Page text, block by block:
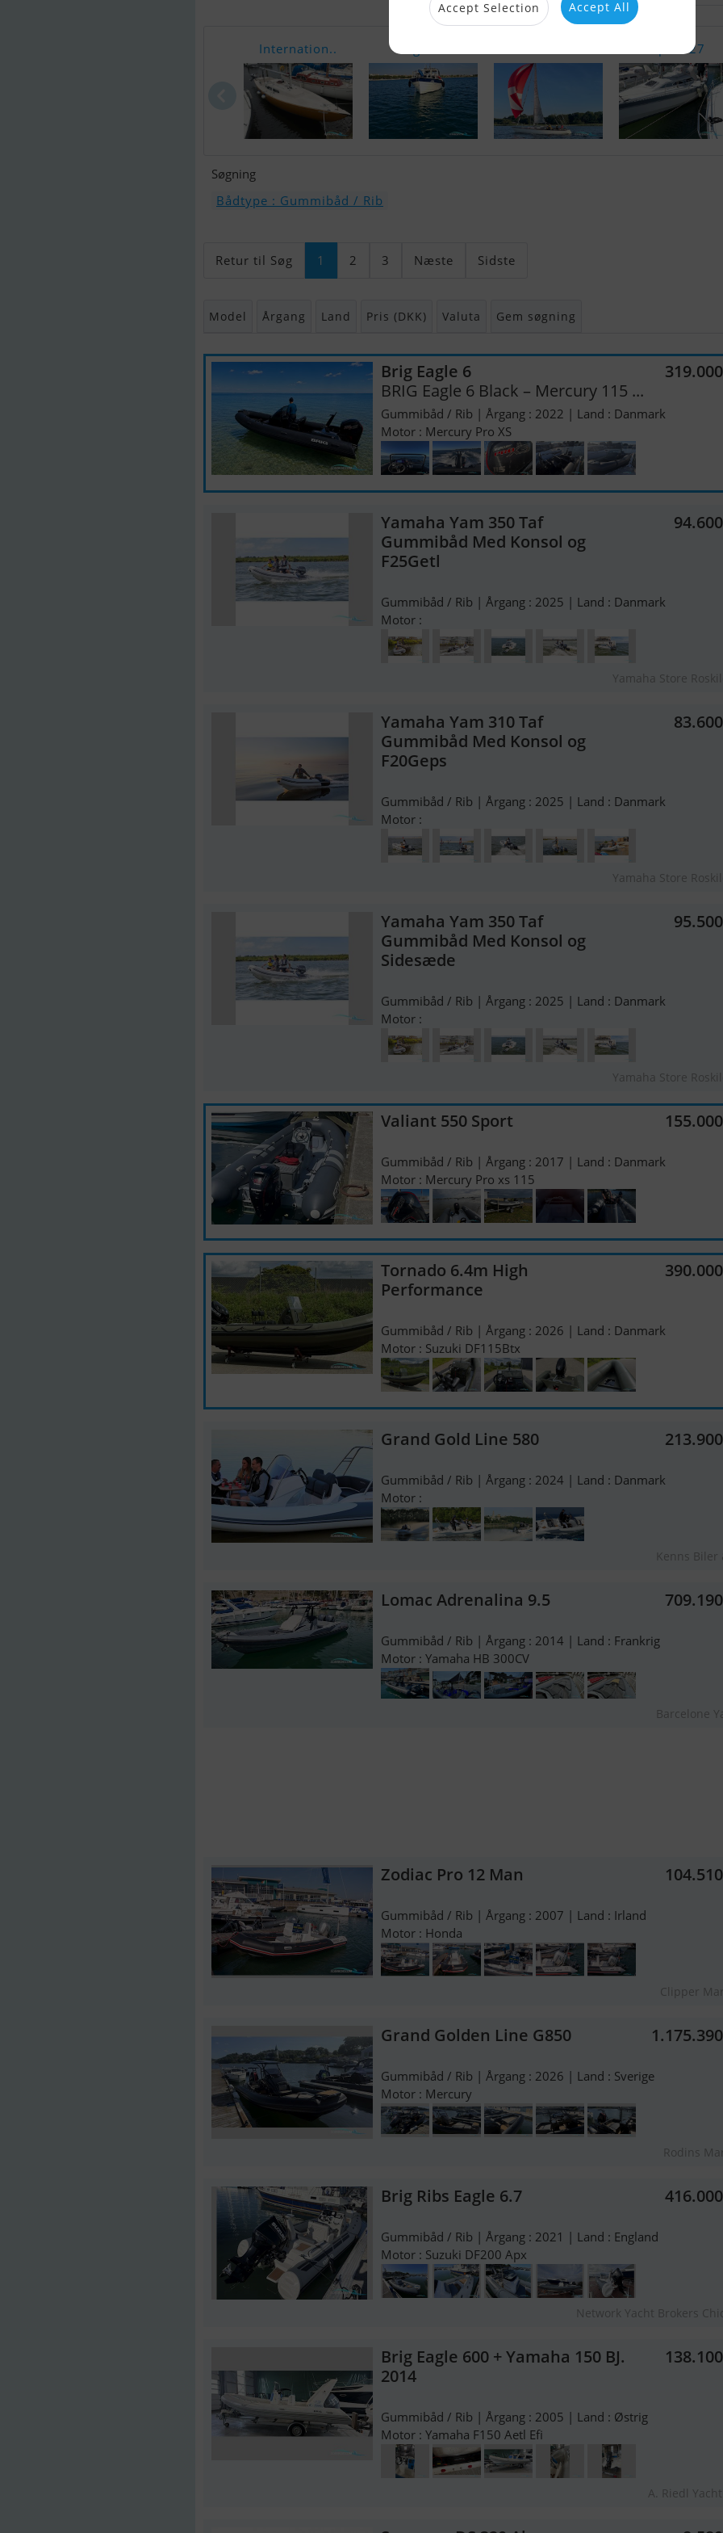
Internation.. Impala 27
Søgning
Bådtype : Gummibåd / Rib
Retur til Søg 1 2 3 Næste Sidste
Model Årgang Land Pris (DKK) Valuta Gem søgning
Brig Eagle 6
BRIG Eagle 6 Black – Mercury 115 ...
Gummibåd / Rib | Årgang : 2022 | Land : Danmark
Motor : Mercury Pro XS
Yamaha Yam 350 Taf
Gummibåd Med Konsol og
F25Getl
Gummibåd / Rib | Årgang : 2025 | Land : Danmark
Motor :
Yamaha Store
Yamaha Yam 310 Taf
Gummibåd Med Konsol og
F20Geps
Gummibåd / Rib | Årgang : 2025 | Land : Danmark
Motor :
Yamaha Store
Yamaha Yam 350 Taf
Gummibåd Med Konsol og
Sidesæde
Gummibåd / Rib | Årgang : 2025 | Land : Danmark
Motor :
Yamaha Store
Valiant 550 Sport
Gummibåd / Rib | Årgang : 2017 | Land : Danmark
Motor : Mercury Pro xs 115
Tornado 6.4m High
Performance
Gummibåd / Rib | Årgang : 2026 | Land : Danmark
Motor : Suzuki DF115Btx
Grand Gold Line 580
Gummibåd / Rib | Årgang : 2024 | Land : Danmark
Motor :
Kenns Biler
Lomac Adrenalina 9.5
Gummibåd / Rib | Årgang : 2014 | Land : Frankrig
Motor : Yamaha HB 300CV
Barcelone
Zodiac Pro 12 Man
Gummibåd / Rib | Årgang : 2007 | Land : Irland
Motor : Honda
Clipper
Grand Golden Line G850
Gummibåd / Rib | Årgang : 2026 | Land : Sverige
Motor : Mercury
Rodins
Brig Ribs Eagle 6.7
Gummibåd / Rib | Årgang : 2021 | Land : England
Motor : Suzuki DF200 Apx
Network Yacht Brokers
Brig Eagle 600 + Yamaha 150 BJ.
2014
Gummibåd / Rib | Årgang : 2005 | Land : Østrig
Motor : Yamaha F150 Aetl Efi
A. Riedl
Accept Selection Accept All